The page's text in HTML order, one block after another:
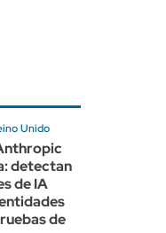
Unido
detectan
de IA
de